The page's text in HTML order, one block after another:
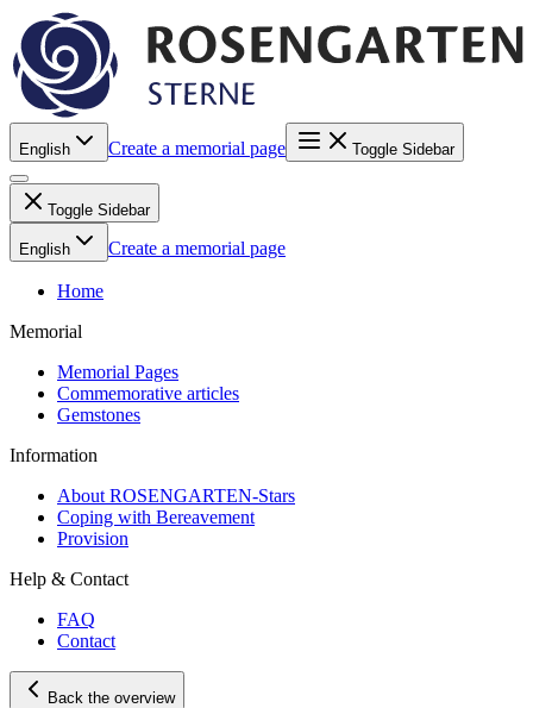
English Create a memorial page Toggle Sidebar
Toggle Sidebar
English Create a memorial page
Home
Memorial
Memorial Pages
Commemorative articles
Gemstones
Information
About ROSENGARTEN-Stars
Coping with Bereavement
Provision
Help & Contact
FAQ
Contact
Back the overview